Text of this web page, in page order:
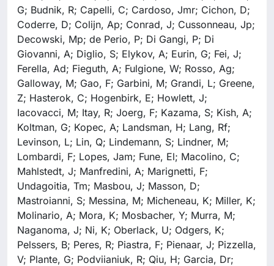
G; Budnik, R; Capelli, C; Cardoso, Jmr; Cichon, D;
Coderre, D; Colijn, Ap; Conrad, J; Cussonneau, Jp;
Decowski, Mp; de Perio, P; Di Gangi, P; Di
Giovanni, A; Diglio, S; Elykov, A; Eurin, G; Fei, J;
Ferella, Ad; Fieguth, A; Fulgione, W; Rosso, Ag;
Galloway, M; Gao, F; Garbini, M; Grandi, L; Greene,
Z; Hasterok, C; Hogenbirk, E; Howlett, J;
Iacovacci, M; Itay, R; Joerg, F; Kazama, S; Kish, A;
Koltman, G; Kopec, A; Landsman, H; Lang, Rf;
Levinson, L; Lin, Q; Lindemann, S; Lindner, M;
Lombardi, F; Lopes, Jam; Fune, El; Macolino, C;
Mahlstedt, J; Manfredini, A; Marignetti, F;
Undagoitia, Tm; Masbou, J; Masson, D;
Mastroianni, S; Messina, M; Micheneau, K; Miller, K;
Molinario, A; Mora, K; Mosbacher, Y; Murra, M;
Naganoma, J; Ni, K; Oberlack, U; Odgers, K;
Pelssers, B; Peres, R; Piastra, F; Pienaar, J; Pizzella,
V; Plante, G; Podviianiuk, R; Qiu, H; Garcia, Dr;